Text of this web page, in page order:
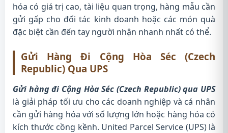
hóa có giá trị cao, tài liệu quan trọng, hàng mẫu cần
gửi gấp cho đối tác kinh doanh hoặc các món quà
đặc biệt cần đến tay người nhận nhanh nhất có thể.
Gửi Hàng Đi Cộng Hòa Séc (Czech
Republic) Qua UPS
Gửi hàng đi Cộng Hòa Séc (Czech Republic) qua UPS
là giải pháp tối ưu cho các doanh nghiệp và cá nhân
cần gửi hàng hóa với số lượng lớn hoặc hàng hóa có
kích thước cồng kềnh. United Parcel Service (UPS) là